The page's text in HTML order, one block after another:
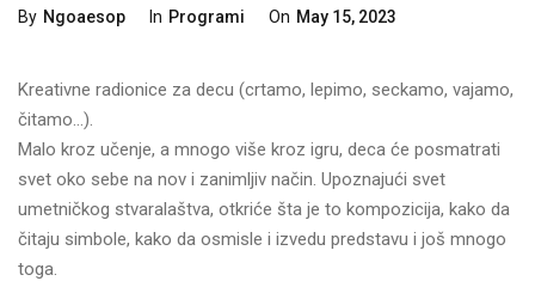
By Ngoaesop Categories
In Programi
Posted
On May 15, 2023
Kreativne radionice za decu (crtamo, lepimo, seckamo, vajamo,
čitamo…).
Malo kroz učenje, a mnogo više kroz igru, deca će posmatrati
svet oko sebe na nov i zanimljiv način. Upoznajući svet
umetničkog stvaralaštva, otkriće šta je to kompozicija, kako da
čitaju simbole, kako da osmisle i izvedu predstavu i još mnogo
toga.